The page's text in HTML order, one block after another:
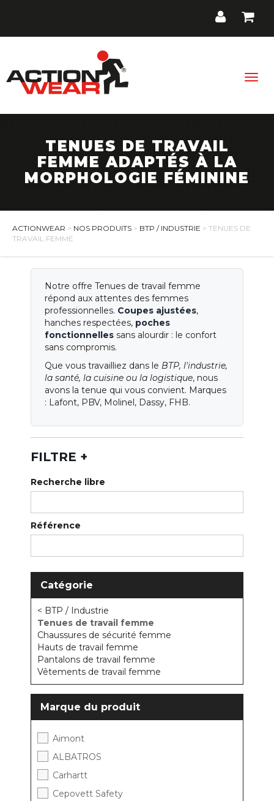
BTP / Industrie
Santé, Bien-être
Promos
Notre magasin
Nos services
Nos catalogues
Normes
Blog
TENUES DE TRAVAIL
FEMME ADAPTÉS À LA
MORPHOLOGIE FÉMININE
ACTIONWEAR > NOS PRODUITS > BTP / INDUSTRIE > TENUES DE
TRAVAIL FEMME
Notre offre Tenues de travail femme
répond aux attentes des femmes
professionnelles. Coupes ajustées,
hanches respectées, poches
fonctionnelles sans alourdir : le confort
sans compromis.
Que vous travailliez dans le BTP, l'industrie,
la santé, la cuisine ou la logistique, nous
avons la tenue qui vous convient. Marques
: Lafont, PBV, Molinel, Dassy, FHB.
FILTRE +
Recherche libre
Référence
Catégorie
< BTP / Industrie
Tenues de travail femme
Chaussures de sécurité femme
Hauts de travail femme
Pantalons de travail femme
Vêtements de travail femme
Marque du produit
Aimont
ALBATROS
Carhartt
Cepovett Safety